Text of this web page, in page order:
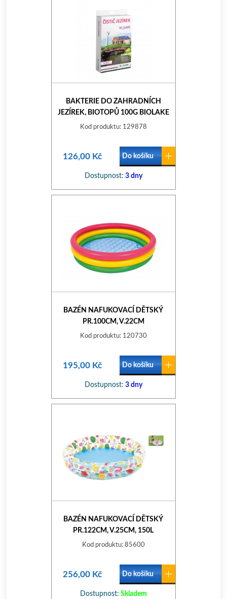
BAKTERIE DO ZAHRADNÍCH
JEZÍREK, BIOTOPŮ 100G BIOLAKE
Kod produktu: 129878
126,00 Kč Do košíku
Dostupnost: 3 dny
BAZÉN NAFUKOVACÍ DĚTSKÝ
PR.100CM, V.22CM
Kod produktu: 120730
195,00 Kč Do košíku
Dostupnost: 3 dny
BAZÉN NAFUKOVACÍ DĚTSKÝ
PR.122CM, V.25CM, 150L
Kod produktu: 85600
256,00 Kč Do košíku
Dostupnost: Skladem